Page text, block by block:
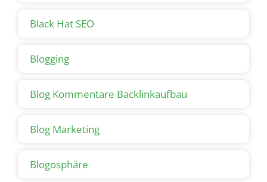
Black Hat SEO
Blogging
Blog Kommentare Backlinkaufbau
Blog Marketing
Blogosphäre